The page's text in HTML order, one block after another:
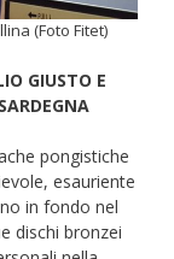
(Foto Fitet)
GIUSTO E
pongistiche
esauriente
in fondo nel
dischi bronzei